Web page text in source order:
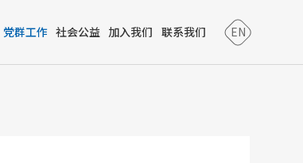
党群工作 社会公益 加入我们 联系我们 EN